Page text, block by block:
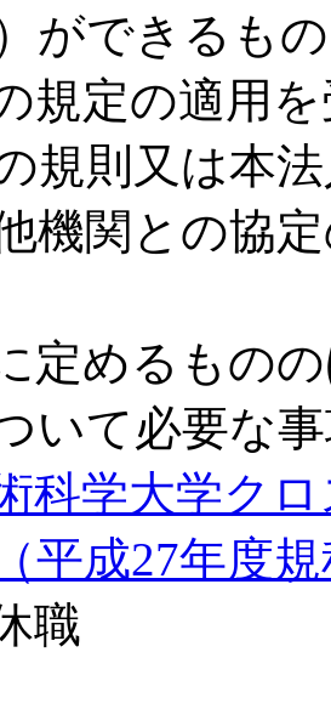
ができるも
規定の適用
規則又は本
機関との協
定めるもの
いて必要な
科学大学ク
平成27年度
職